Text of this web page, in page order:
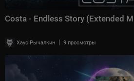
Costa - Endless Story (Extended
Хаус Рычалкин | 9 просмотры